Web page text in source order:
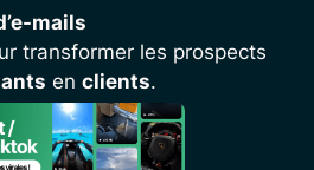
mails
transformer les prospects
en clients.